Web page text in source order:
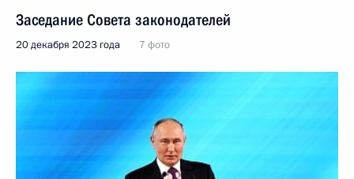
Заседание Совета законодателей
20 декабря 2023 года 7 фото